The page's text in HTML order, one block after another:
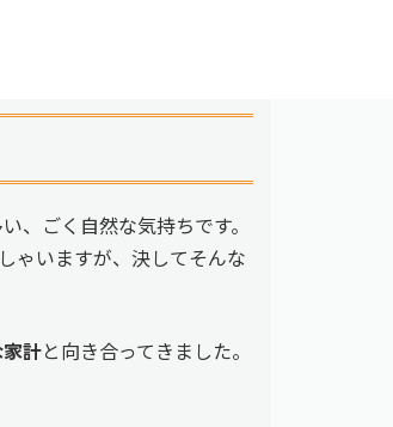
、ごく自然な気持ちです。
ゃいますが、決してそんな
計と向き合ってきました。